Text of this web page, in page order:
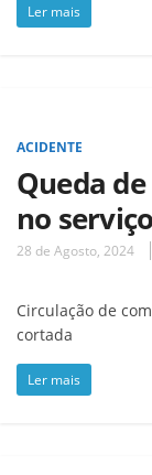
Ler mais
ACIDENTE
Queda
no
28 de Agosto, 2024
Circulação de
cortada
Ler mais